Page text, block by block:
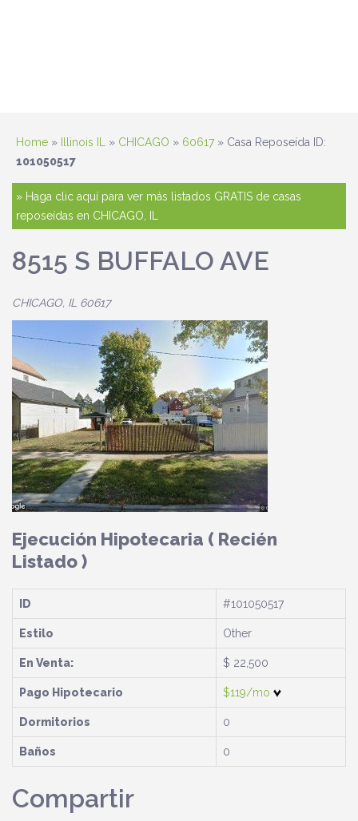
Home » Illinois IL » CHICAGO » 60617» Casa Reposeída ID:
101050517
» Haga clic aquí para ver más listados GRATIS de casas
reposeídas en CHICAGO, IL
8515 S BUFFALO AVE
CHICAGO, IL 60617
Ejecución Hipotecaria ( Recién
Listado )
ID #101050517
Estilo Other
En Venta: $ 22,500
Pago Hipotecario $119/mo
Dormitorios 0
Baños 0
Compartir